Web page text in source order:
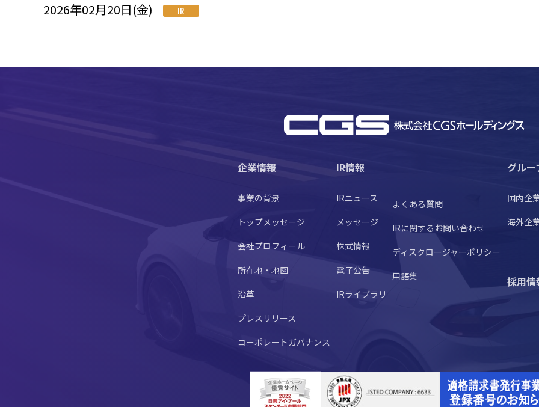
2026年02月20日(金) IR
企業情報
事業の背景
トップメッセージ
会社プロフィール
所在地・地図
沿革
プレスリリース
コーポレートガバナンス
IR情報
IRニュース
メッセージ
株式情報
電子公告
IRライブラリ
よくある質問
IRに関するお問い合わせ
ディスクロージャーポリシー
用語集
グルー
国内企
海外企
採用情